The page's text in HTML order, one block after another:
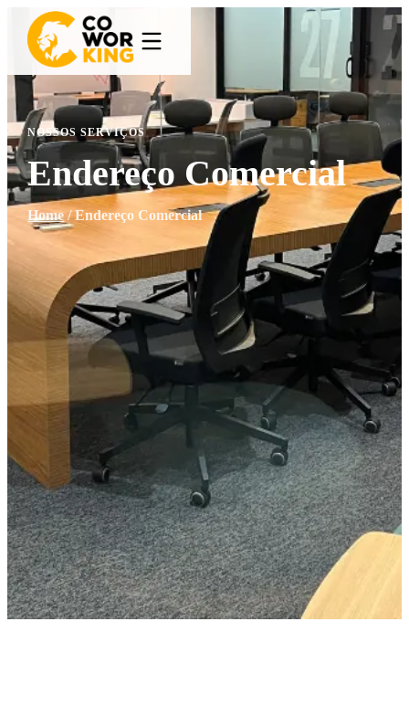
NOSSOS SERVIÇOS
Endereço Comercial
Home/Endereço Comercial